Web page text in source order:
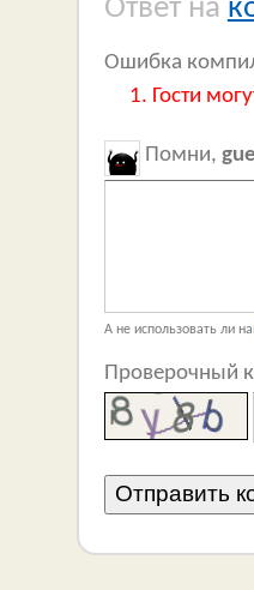
Ответ на
Ошибка
Гости
Помни,
А не использовать ли
Проверочный